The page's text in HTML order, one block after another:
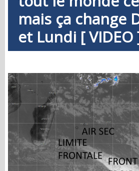
mais ça change
et Lundi [ VIDEO